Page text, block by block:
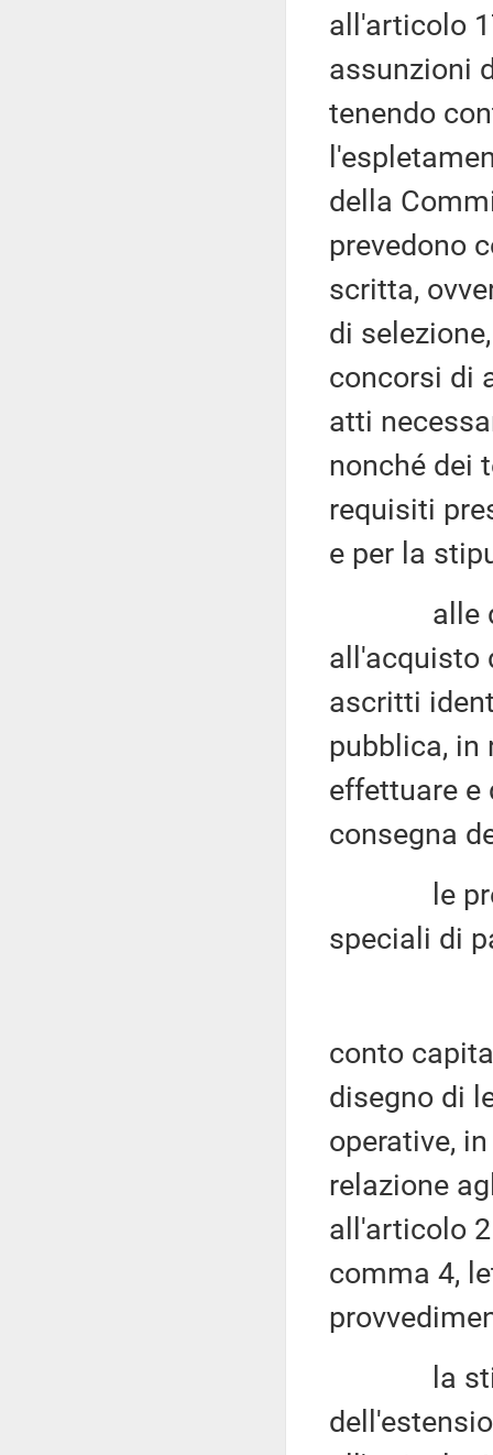
all'articolo
assunzioni
tenendo
della
prevedono
scritta,
di
concorsi di
atti
nonché dei
requisiti
e per la
alle
all'acquisto
ascritti
pubblica, in
effettuare e
consegna
le
speciali di
conto
disegno di
operative,
relazione
all'articolo
comma 4,
la stima